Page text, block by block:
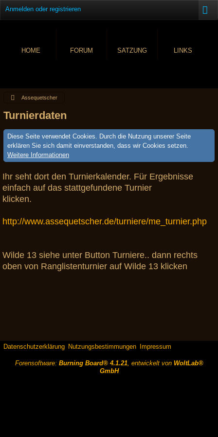
Anmelden oder registrieren
HOME FORUM SATZUNG LINKS
Assequetscher
Turnierdaten
Diese Seite verwendet Cookies. Durch die Nutzung unserer Seite
erklären Sie sich damit einverstanden, dass wir Cookies setzen.
Weitere Informationen
Ihr seht dort den Turnierkalender. Für Ergebnisse
einfach auf das stattgefundene Turnier
klicken.
http://www.assequetscher.de/turniere/me_turnier.php
Wilde 13 siehe unter Button Turniere.. dann rechts
oben von Ranglistenturnier auf Wilde 13 klicken
Datenschutzerklärung Nutzungsbestimmungen Impressum
Forensoftware: Burning Board® 4.1.21, entwickelt von WoltLab®
GmbH